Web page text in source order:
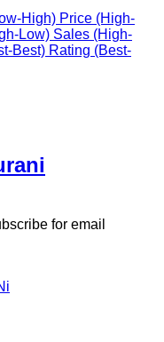
High) Price (High-
Low) Sales (High-
Best) Rating (Best-
for email